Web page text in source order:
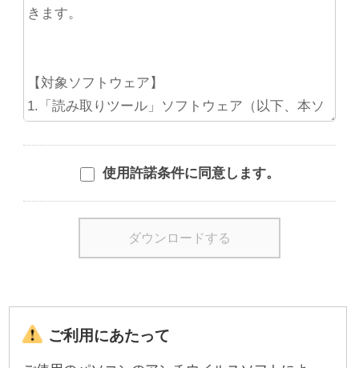
使用許諾条件に同意します。
ご利用にあたって